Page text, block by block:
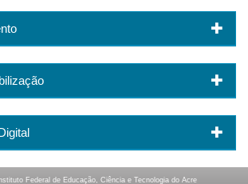
Federal de Educação, Ciência e Tecnologia do Acre